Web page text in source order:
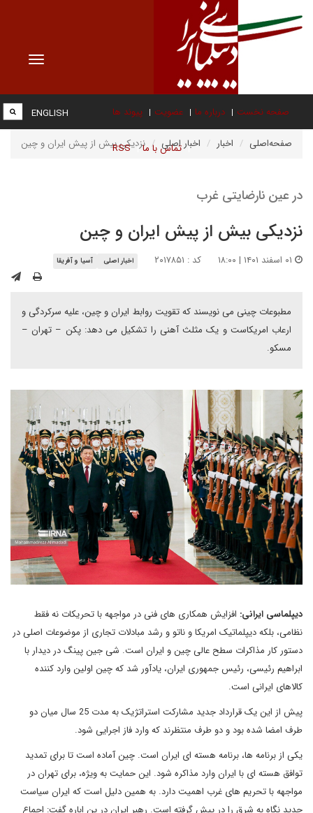
Toggle
صفحه نخست درباره ما عضویت پیوند ها
تماس با ما RSS
ENGLISH
صفحه‌اصلی اخبار اخبار اصلی نزدیکی بیش از پیش ایران و چین
در عین نارضایتی غرب
نزدیکی بیش از پیش ایران و چین
کد : ۲۰۱۷۸۵۱ اخبار اصلی آسیا و آفریقا
مطبوعات چینی می نویسند که تقویت روابط ایران و چین، علیه سرکردگی و
ارعاب امریکاست و یک مثلث آهنی را تشکیل می دهد: پکن – تهران –
مسکو.
دیپلماسی ایرانی: افزایش همکاری های فنی در مواجهه با تحریکات نه فقط
نظامی، بلکه دیپلماتیک امریکا و ناتو و رشد مبادلات تجاری از موضوعات اصلی در
دستور کار مذاکرات سطح عالی چین و ایران است. شی جین پینگ در دیدار با
ابراهیم رئیسی، رئیس جمهوری ایران، یادآور شد که چین اولین وارد کننده
کالاهای ایرانی است.
پیش از این یک قرارداد جدید مشارکت استراتژیک به مدت 25 سال میان دو
طرف امضا شده بود و دو طرف منتظرند که وارد فاز اجرایی شود.
یکی از برنامه ها، برنامه هسته ای ایران است. چین آماده است تا برای تمدید
توافق هسته ای با ایران وارد مذاکره شود. این حمایت به ویژه، برای تهران در
مواجهه با تحریم های غرب اهمیت دارد. به همین دلیل است که ایران سیاست
جدید نگاه به شرق را در پیش گرفته است. رهبر ایران در ین اباره گفت: اجماع